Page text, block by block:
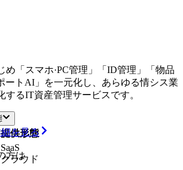
「スマホ·PC管理」「ID管理」「物品
トAI」を一元化し、あらゆる情シス業
るIT資産管理サービスです。
供形態
ウド
を見る
は